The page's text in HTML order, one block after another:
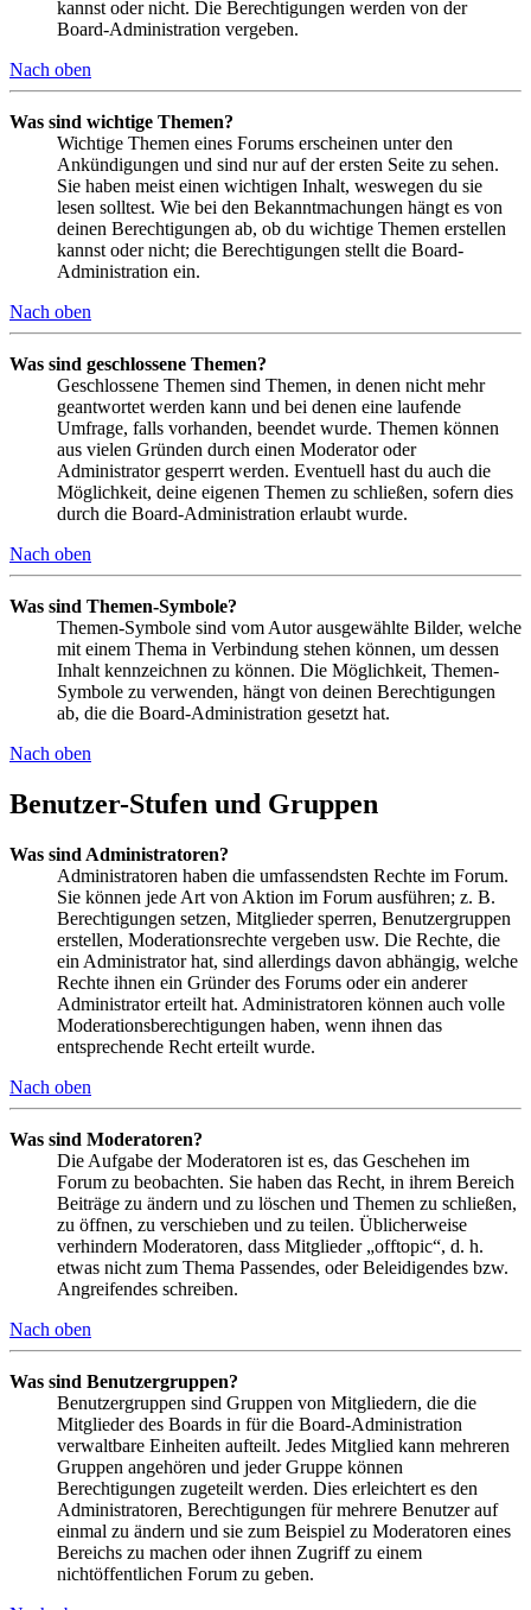
kannst oder nicht. Die Berechtigungen werden von der
Board-Administration vergeben.
Nach oben
Was sind wichtige Themen?
Wichtige Themen eines Forums erscheinen unter den
Ankündigungen und sind nur auf der ersten Seite zu sehen.
Sie haben meist einen wichtigen Inhalt, weswegen du sie
lesen solltest. Wie bei den Bekanntmachungen hängt es von
deinen Berechtigungen ab, ob du wichtige Themen erstellen
kannst oder nicht; die Berechtigungen stellt die Board-
Administration ein.
Nach oben
Was sind geschlossene Themen?
Geschlossene Themen sind Themen, in denen nicht mehr
geantwortet werden kann und bei denen eine laufende
Umfrage, falls vorhanden, beendet wurde. Themen können
aus vielen Gründen durch einen Moderator oder
Administrator gesperrt werden. Eventuell hast du auch die
Möglichkeit, deine eigenen Themen zu schließen, sofern dies
durch die Board-Administration erlaubt wurde.
Nach oben
Was sind Themen-Symbole?
Themen-Symbole sind vom Autor ausgewählte Bilder, welche
mit einem Thema in Verbindung stehen können, um dessen
Inhalt kennzeichnen zu können. Die Möglichkeit, Themen-
Symbole zu verwenden, hängt von deinen Berechtigungen
ab, die die Board-Administration gesetzt hat.
Nach oben
Benutzer-Stufen und Gruppen
Was sind Administratoren?
Administratoren haben die umfassendsten Rechte im Forum.
Sie können jede Art von Aktion im Forum ausführen; z. B.
Berechtigungen setzen, Mitglieder sperren, Benutzergruppen
erstellen, Moderationsrechte vergeben usw. Die Rechte, die
ein Administrator hat, sind allerdings davon abhängig, welche
Rechte ihnen ein Gründer des Forums oder ein anderer
Administrator erteilt hat. Administratoren können auch volle
Moderationsberechtigungen haben, wenn ihnen das
entsprechende Recht erteilt wurde.
Nach oben
Was sind Moderatoren?
Die Aufgabe der Moderatoren ist es, das Geschehen im
Forum zu beobachten. Sie haben das Recht, in ihrem Bereich
Beiträge zu ändern und zu löschen und Themen zu schließen,
zu öffnen, zu verschieben und zu teilen. Üblicherweise
verhindern Moderatoren, dass Mitglieder „offtopic“, d. h.
etwas nicht zum Thema Passendes, oder Beleidigendes bzw.
Angreifendes schreiben.
Nach oben
Was sind Benutzergruppen?
Benutzergruppen sind Gruppen von Mitgliedern, die die
Mitglieder des Boards in für die Board-Administration
verwaltbare Einheiten aufteilt. Jedes Mitglied kann mehreren
Gruppen angehören und jeder Gruppe können
Berechtigungen zugeteilt werden. Dies erleichtert es den
Administratoren, Berechtigungen für mehrere Benutzer auf
einmal zu ändern und sie zum Beispiel zu Moderatoren eines
Bereichs zu machen oder ihnen Zugriff zu einem
nichtöffentlichen Forum zu geben.